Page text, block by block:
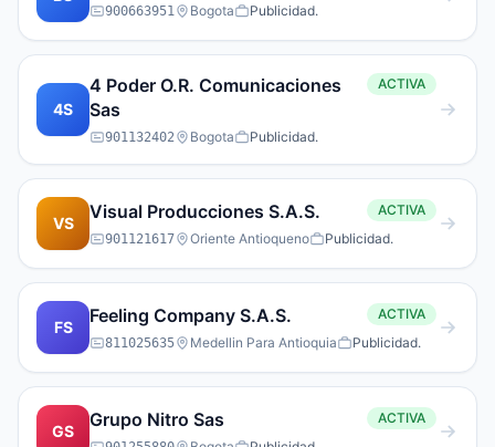
900663951 Bogota Publicidad.
4S
4 Poder O.R. Comunicaciones
Sas
ACTIVA
901132402 Bogota Publicidad.
VS
Visual Producciones S.A.S. ACTIVA
901121617 Oriente Antioqueno Publicidad.
FS
Feeling Company S.A.S. ACTIVA
811025635 Medellin Para Antioquia Publicidad.
GS
Grupo Nitro Sas ACTIVA